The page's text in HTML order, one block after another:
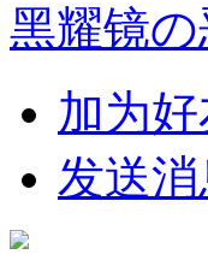
黑耀镜
加为好
发送消